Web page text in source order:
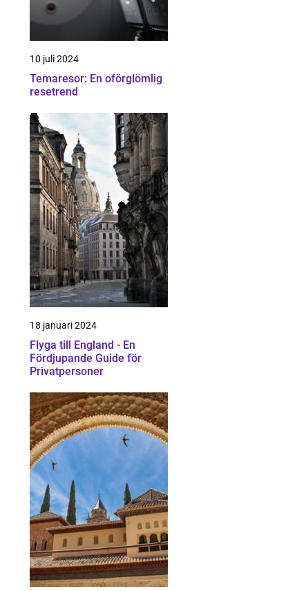
10 juli 2024
Temaresor: En oförglömlig
resetrend
18 januari 2024
Flyga till England - En
Fördjupande Guide för
Privatpersoner